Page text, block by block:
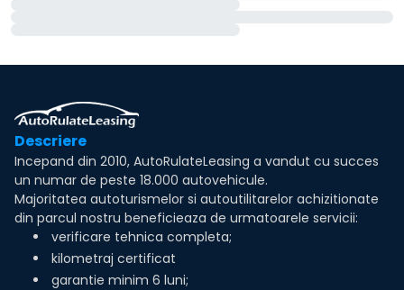
Descriere
Incepand din 2010, AutoRulateLeasing a vandut cu succes
un numar de peste 18.000 autovehicule.
Majoritatea autoturismelor si autoutilitarelor achizitionate
din parcul nostru beneficieaza de urmatoarele servicii:
verificare tehnica completa;
kilometraj certificat
garantie minim 6 luni;